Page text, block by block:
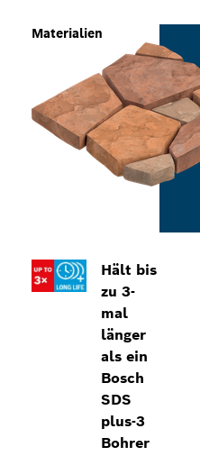
Hält bis
zu 3-
mal
länger
als ein
Bosch
SDS
plus-3
Bohrer
Materialien